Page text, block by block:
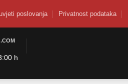
poslovanja Privatnost podataka
h